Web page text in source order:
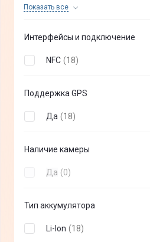
Показать все
32 Гб 0)
Интерфейсы и подключение
NFC (18)
Поддержка GPS
Да (18)
Наличие камеры
Да (0)
Тип аккумулятора
Li-Ion (18)